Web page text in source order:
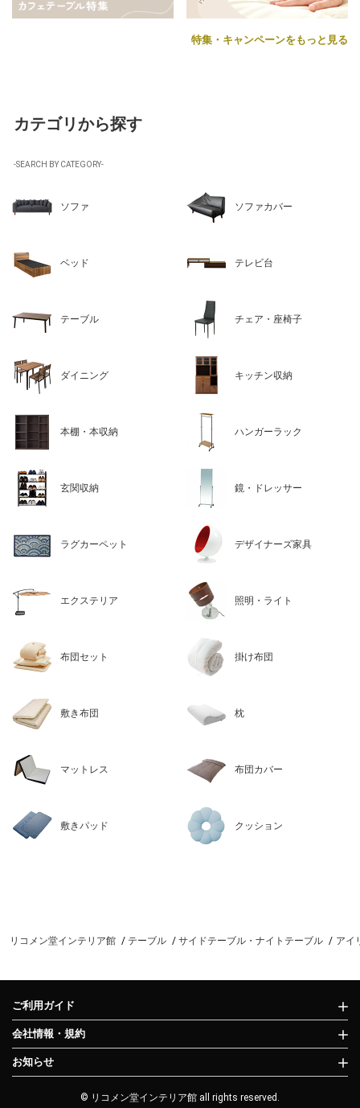
特集・キャンペーンをもっと見る
カテゴリから探す
-SEARCH BY CATEGORY-
ソファ ソファカバー
ベッド テレビ台
テーブル チェア・座椅子
ダイニング キッチン収納
本棚・本収納 ハンガーラック
玄関収納 鏡・ドレッサー
ラグカーペット デザイナーズ家具
エクステリア 照明・ライト
布団セット 掛け布団
敷き布団 枕
マットレス 布団カバー
敷きパッド クッション
リコメン堂インテリア館 テーブル サイドテーブル・ナイトテーブル アイ
ご利用ガイド
会社情報・規約
お知らせ
© リコメン堂インテリア館 all rights reserved.